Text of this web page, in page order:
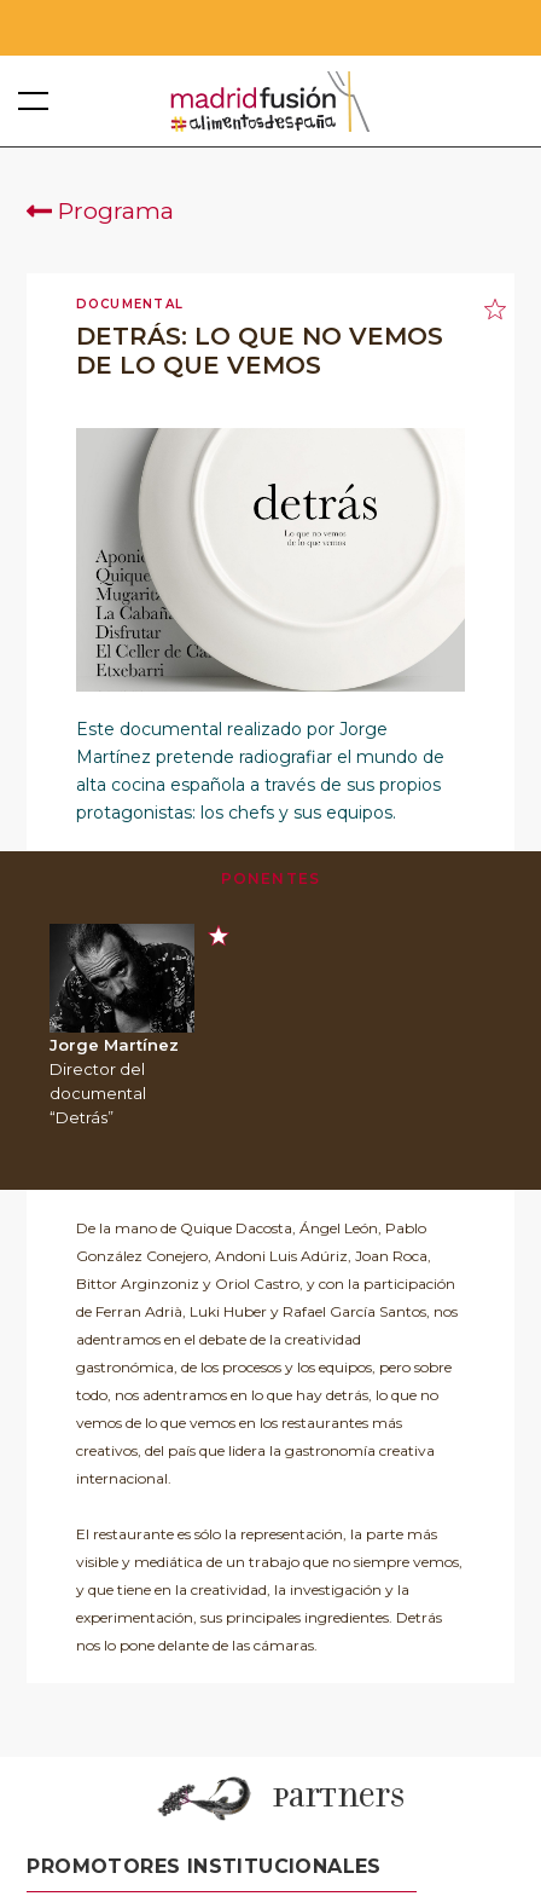
Programa
DOCUMENTAL
DETRÁS: LO QUE NO VEMOS
DE LO QUE VEMOS
Este documental realizado por Jorge
Martínez pretende radiografiar el mundo de
alta cocina española a través de sus propios
protagonistas: los chefs y sus equipos.
PONENTES
Jorge Martínez
Director del
documental
“Detrás”
De la mano de Quique Dacosta, Ángel León, Pablo
González Conejero, Andoni Luis Adúriz, Joan Roca,
Bittor Arginzoniz y Oriol Castro, y con la participación
de Ferran Adrià, Luki Huber y Rafael García Santos, nos
adentramos en el debate de la creatividad
gastronómica, de los procesos y los equipos, pero sobre
todo, nos adentramos en lo que hay detrás, lo que no
vemos de lo que vemos en los restaurantes más
creativos, del país que lidera la gastronomía creativa
internacional.
El restaurante es sólo la representación, la parte más
visible y mediática de un trabajo que no siempre vemos,
y que tiene en la creatividad, la investigación y la
experimentación, sus principales ingredientes. Detrás
nos lo pone delante de las cámaras.
partners
PROMOTORES INSTITUCIONALES